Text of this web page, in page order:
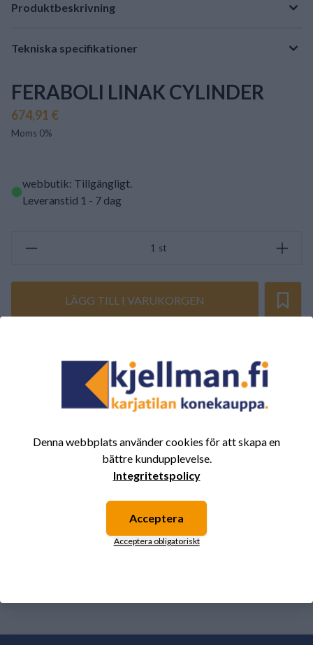
Produktbeskrivning
Tekniska specifikationer
FERABOLI LINAK CYLINDER
674,91 €
Moms 0%
webbutik: Tillgängligt.
Leveranstid 1 - 7 dag
st
LÄGG TILL I VARUKORGEN
(0/5) Totalt 0 Recensioner
Denna webbplats använder cookies för att skapa en
bättre kundupplevelse.
Integritetspolicy
Acceptera
Acceptera obligatoriskt